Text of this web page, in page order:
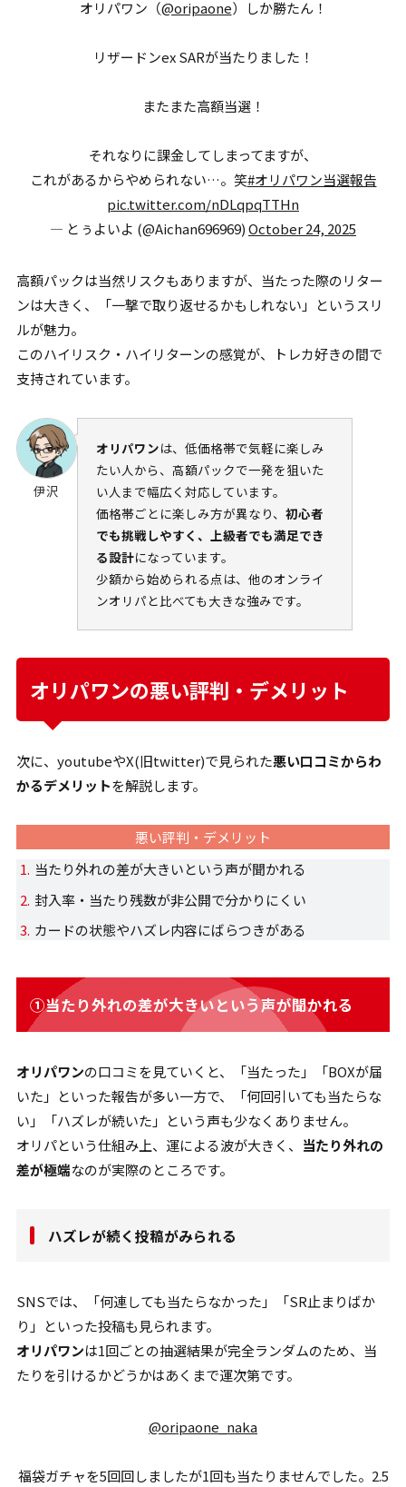
オリパワン（@oripaone）しか勝たん！
リザードンex SARが当たりました！
またまた高額当選！
それなりに課金してしまってますが、
これがあるからやめられない…。笑#オリパワン当選報告
pic.twitter.com/nDLqpqTTHn
— とぅよいよ (@Aichan696969)October 24, 2025
高額パックは当然リスクもありますが、当たった際のリター
ンは大きく、「一撃で取り返せるかもしれない」というスリ
ルが魅力。
このハイリスク・ハイリターンの感覚が、トレカ好きの間で
支持されています。
伊沢
オリパワンは、低価格帯で気軽に楽しみ
たい人から、高額パックで一発を狙いた
い人まで幅広く対応しています。
価格帯ごとに楽しみ方が異なり、 初心者
でも挑戦しやすく、上級者でも満足でき
る設計になっています。
少額から始められる点は、他のオンライ
ンオリパと比べても大きな強みです。
オリパワンの悪い評判・デメリット
次に、youtubeやX(旧twitter)で見られた悪い口コミからわ
かるデメリットを解説します。
悪い評判・デメリット
当たり外れの差が大きいという声が聞かれる
封入率・当たり残数が非公開で分かりにくい
カードの状態やハズレ内容にばらつきがある
①当たり外れの差が大きいという声が聞かれる
オリパワンの口コミを見ていくと、「当たった」「BOXが届
いた」といった報告が多い一方で、「何回引いても当たらな
い」「ハズレが続いた」という声も少なくありません。
オリパという仕組み上、運による波が大きく、 当たり外れの
差が極端なのが実際のところです。
ハズレが続く投稿がみられる
SNSでは、「何連しても当たらなかった」「SR止まりばか
り」といった投稿も見られます。
オリパワンは1回ごとの抽選結果が完全ランダムのため、当
たりを引けるかどうかはあくまで運次第です。
@oripaone_naka
福袋ガチャを5回回しましたが1回も当たりませんでした。2.5